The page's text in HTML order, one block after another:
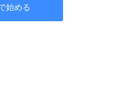
始める